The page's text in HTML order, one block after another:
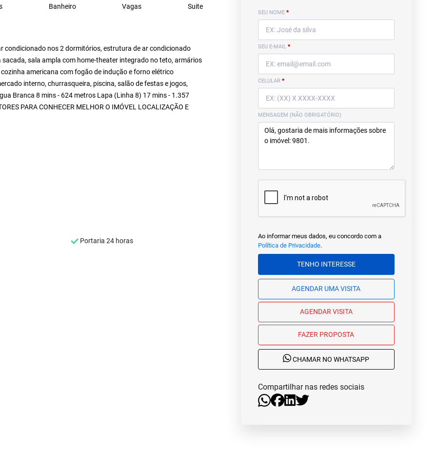
Banheiro
Vagas
Suite
condicionado nos 2 dormitórios, estrutura de ar condicionado
sala ampla com home-theater integrado no teto, armários
americana com fogão de indução e forno elétrico
interno, churrasqueira, piscina, salão de festas e jogos,
Branca 8 mins - 624 metros Lapa (Linha 8) 17 mins - 1.357
PARA CONHECER MELHOR O IMÓVEL LOCALIZAÇÃO E
Portaria 24 horas
SEU NOME *
SEU E-MAIL *
CELULAR *
MENSAGEM (NÃO OBRIGATÓRIO)
Ao informar meus dados, eu concordo com a
Política de Privacidade.
TENHO INTERESSE
AGENDAR UMA VISITA
AGENDAR VISITA
FAZER PROPOSTA
CHAMAR NO WHATSAPP
Compartilhar nas redes sociais